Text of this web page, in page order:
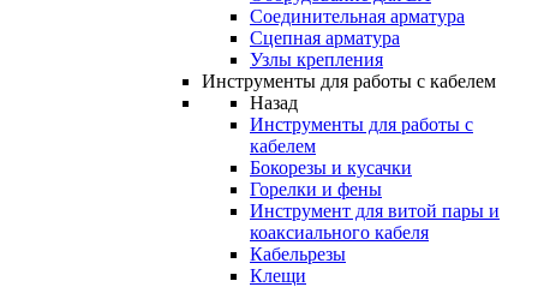
Соединительная арматура
Сцепная арматура
Узлы крепления
Инструменты для работы с кабелем
Назад
Инструменты для работы с
кабелем
Бокорезы и кусачки
Горелки и фены
Инструмент для витой пары и
коаксиального кабеля
Кабельрезы
Клещи